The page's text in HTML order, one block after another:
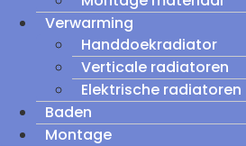
Verwarming
Handdoekradiator
Verticale radiatoren
Elektrische radiatoren
Baden
Montage